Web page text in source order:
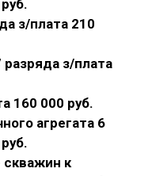
з/плата 210
з/плата
160 000 руб.
агрегата 6
скважин к